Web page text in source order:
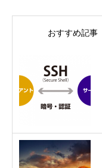
おすすめ記事